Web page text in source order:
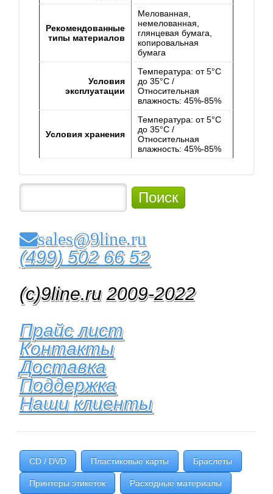
Рекомендованные
типы материалов
Мелованная,
немелованная,
глянцевая бумага,
копировальная
бумага
Условия
эксплуатации
Температура: от 5°C
до 35°C /
Относительная
влажность: 45%-85%
Условия хранения
Температура: от 5°C
до 35°C /
Относительная
влажность: 45%-85%
Поиск
sales@9line.ru
(499) 502 66 52
(c)9line.ru 2009-2022
Прайс лист
Контакты
Доставка
Поддержка
Наши клиенты
CD / DVD Пластиковые карты Браслеты
Принтеры этикеток Расходные материалы